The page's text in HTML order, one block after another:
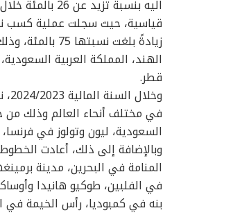
زيادةً بلغت
الهند، المملكة العربية
قطر.
في مختلف أنحاء العالم وذلك
السعودية، ليون وتولوز في
المنامة في البحرين، مدينة
في الفلبين، طوكيو هانيدا
بنه في كمبوديا، رأس الخيمة في